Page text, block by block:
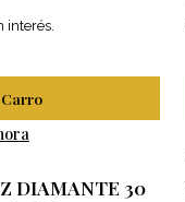
interés.
DIAMANTE 30